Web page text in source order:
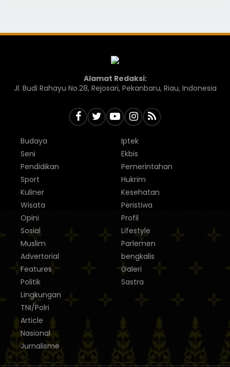
Alamat Redaksi:
Jl. Budi Rahayu No.28, Rejosari, Pekanbaru, Riau, Indonesia
Budaya
Seni
Pendidikan
Sport
Kuliner
Wisata
Iptek
Ekbis
Pemerintahan
Hukrim
Kesehatan
Peristiwa
Opini
Sosial
Muslim
Advertorial
Features
Politik
Profil
Lifestyle
Parlemen
bengkalis
Galeri
Sastra
Lingkungan
TNI/Polri
Article
Nasional
Jurnalisme